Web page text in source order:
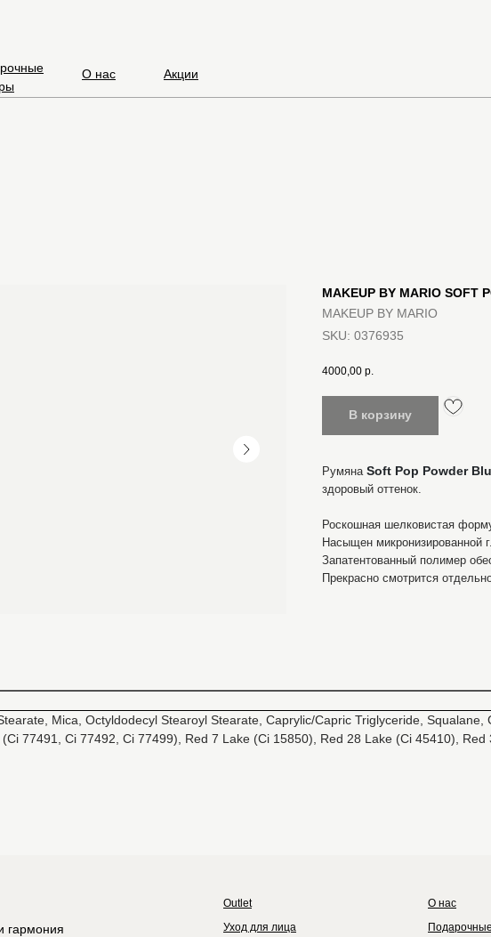
О нас Акции
MAKEUP BY MARIO SOFT
MAKEUP BY MARIO
SKU: 0376935
4000,00 р.
В корзину
Румяна Soft Pop Powder
здоровый оттенок.
Роскошная шелковистая
Насыщен микронизированной
Запатентованный полимер
Прекрасно смотрится
Mica, Octyldodecyl Stearoyl Stearate, Caprylic/Capric Triglyceride,
77491, Ci 77492, Ci 77499), Red 7 Lake (Ci 15850), Red 28 Lake (Ci 45410),
Outlet
гармония
Уход для лица
О нас